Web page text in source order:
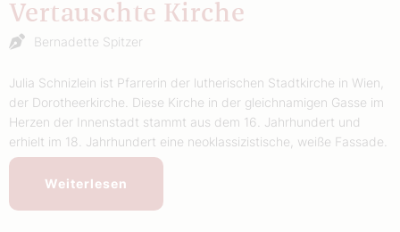
Vertauschte Kirche
Bernadette Spitzer
Julia Schnizlein ist Pfarrerin der lutherischen Stadtkirche in Wien,
der Dorotheerkirche. Diese Kirche in der gleichnamigen Gasse im
Herzen der Innenstadt stammt aus dem 16. Jahrhundert und
erhielt im 18. Jahrhundert eine neoklassizistische, weiße Fassade.
Weiterlesen